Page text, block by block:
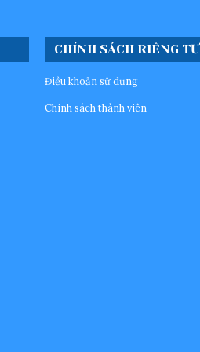
CHÍNH SÁCH RIÊNG TƯ
Điều khoản sử dụng
Chinh sách thành viên